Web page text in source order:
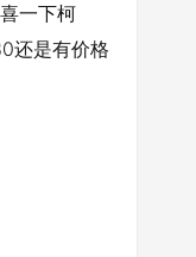
一下柯
还是有价格